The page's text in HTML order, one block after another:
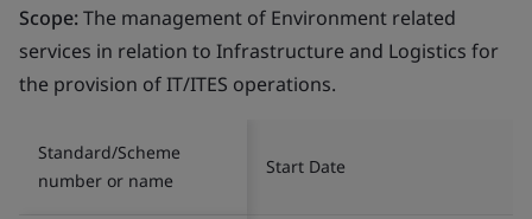
Scope:The management of Environment related
services in relation to Infrastructure and Logistics for
the provision of IT/ITES operations.
Standard/Scheme
number or name
Start Date